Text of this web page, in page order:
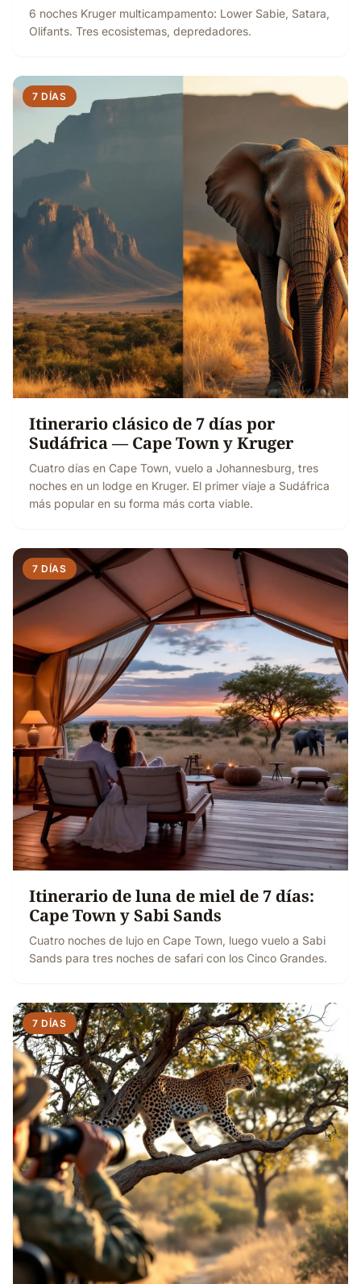
6 noches Kruger multicampamento: Lower Sabie, Satara,
Olifants. Tres ecosistemas, depredadores.
7 DÍAS
Itinerario clásico de 7 días por
Sudáfrica — Cape Town y Kruger
Cuatro días en Cape Town, vuelo a Johannesburg, tres
noches en un lodge en Kruger. El primer viaje a Sudáfrica
más popular en su forma más corta viable.
7 DÍAS
Itinerario de luna de miel de 7 días:
Cape Town y Sabi Sands
Cuatro noches de lujo en Cape Town, luego vuelo a Sabi
Sands para tres noches de safari con los Cinco Grandes.
7 DÍAS